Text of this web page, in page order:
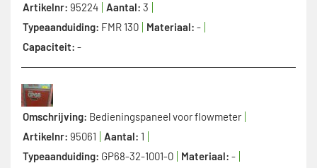
Artikelnr: 95224 Aantal: 3
Typeaanduiding: FMR 130 Materiaal: -
Capaciteit: -
Omschrijving: Bedieningspaneel voor flowmeter
Artikelnr: 95061 Aantal: 1
Typeaanduiding: GP68-32-1001-0 Materiaal: -